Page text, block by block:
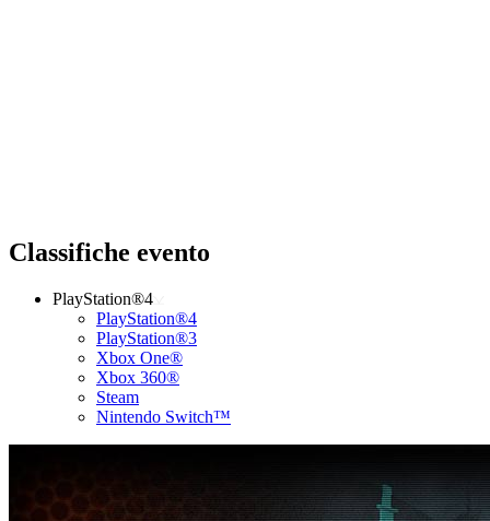
Classifiche evento
PlayStation®4
PlayStation®4
PlayStation®3
Xbox One®
Xbox 360®
Steam
Nintendo Switch™